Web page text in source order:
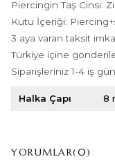
Piercingin Taş Cinsi:
Kutu İçeriği:
3 aya varan taksit
Türkiye içine
Siparişleriniz 1-4 iş
Halka Çapı 8
YORUMLAR(0)